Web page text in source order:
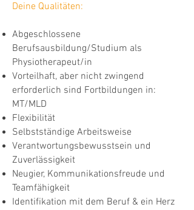
Deine Qualitäten:
Abgeschlossene
Berufsausbildung/Studium als
Physiotherapeut/in
Vorteilhaft, aber nicht zwingend
erforderlich sind Fortbildungen in:
MT/MLD
Flexibilität
Selbstständige Arbeitsweise
Verantwortungsbewusstsein und
Zuverlässigkeit
Neugier, Kommunikationsfreude und
Teamfähigkeit
Identifikation mit dem Beruf & ein Herz